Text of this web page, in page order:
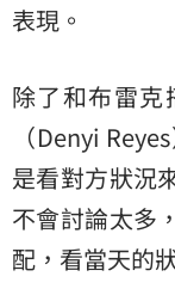
表現。
除了和布雷克
（Denyi
是看對方狀況
不會討論太多
配，看當天的